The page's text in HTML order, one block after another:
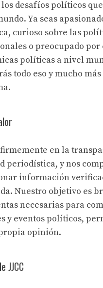
desafíos políticos
Ya seas
curioso sobre las
o preocupado
políticas a nivel
todo eso y mucho
en la
periodística, y nos
información
Nuestro objetivo es
necesarias para
y eventos políticos,
opinión.
JJCC